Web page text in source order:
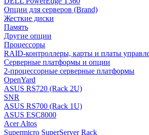
Опции для серверов (Brand)
Жесткие диски
Память
Другие опции
Процессоры
RAID-контроллеры, карты и платы
Серверные платформы и опции
2-процессорные серверные платформы
OpenYard
ASUS RS720 (Rack 2U)
SNR
ASUS RS700 (Rack 1U)
ASUS ESC8000
Acer Altos
Supermicro SuperServer Rack